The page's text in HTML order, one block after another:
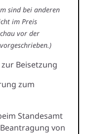
sind bei anderen
im Preis
vor der
Beisetzung
zum
Standesamt
von